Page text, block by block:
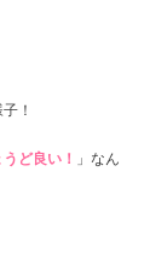
！
ど良い！
」なん